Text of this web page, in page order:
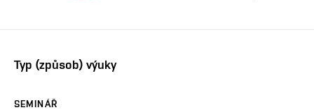
Typ (způsob) výuky
SEMINÁŘ